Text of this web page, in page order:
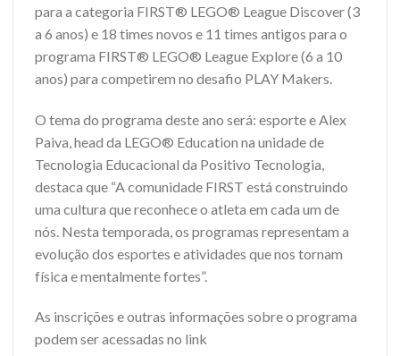
para a categoria FIRST® LEGO® League Discover (3
a 6 anos) e 18 times novos e 11 times antigos para o
programa FIRST® LEGO® League Explore (6 a 10
anos) para competirem no desafio PLAY Makers.
O tema do programa deste ano será: esporte e Alex
Paiva, head da LEGO® Education na unidade de
Tecnologia Educacional da Positivo Tecnologia,
destaca que “A comunidade FIRST está construindo
uma cultura que reconhece o atleta em cada um de
nós. Nesta temporada, os programas representam a
evolução dos esportes e atividades que nos tornam
física e mentalmente fortes”.
As inscrições e outras informações sobre o programa
podem ser acessadas no link